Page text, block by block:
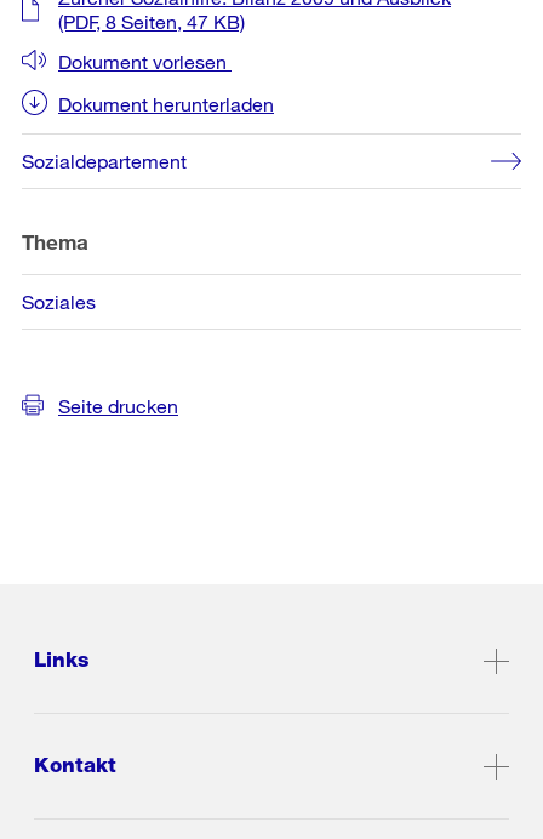
Informationen
(PDF, 8 Seiten, 47 KB)
Dokument vorlesen
Dokument herunterladen
Sozialdepartement
Thema
Soziales
Seite drucken
Links
Kontakt